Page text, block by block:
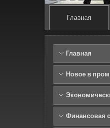
Главная
Главная
Новое в
Финансовая